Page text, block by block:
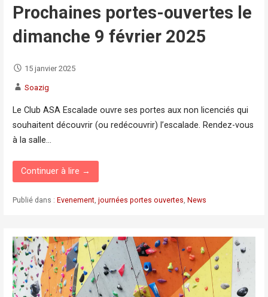
Prochaines portes-ouvertes le
dimanche 9 février 2025
15 janvier 2025
Soazig
Le Club ASA Escalade ouvre ses portes aux non licenciés qui
souhaitent découvrir (ou redécouvrir) l’escalade. Rendez-vous
à la salle…
Continuer à lire →
Publié dans : Evenement, journées portes ouvertes, News